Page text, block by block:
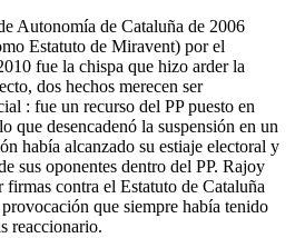
Autonomía de Cataluña de 2006
Estatuto de Miravent) por el
fue la chispa que hizo arder la
dos hechos merecen ser
: fue un recurso del PP puesto en
que desencadenó la suspensión en un
había alcanzado su estiaje electoral y
sus oponentes dentro del PP. Rajoy
firmas contra el Estatuto de Cataluña
que siempre había tenido
reaccionario.